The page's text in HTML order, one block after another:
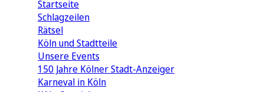
Startseite
Schlagzeilen
Rätsel
Köln und Stadtteile
Unsere Events
150 Jahre Kölner Stadt-Anzeiger
Karneval in Köln